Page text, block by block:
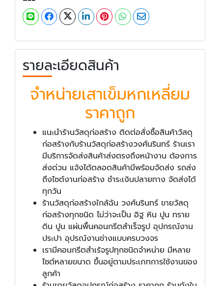
รายละเอียดสินค้า
จำหน่ายเสาเข็มหกเหลี่ยม
ราคาถูก
แนะนำร้านวัสดุก่อสร้าง ติดต่อสั่งซื้อสินค้าวัสดุ
ก่อสร้างกับร้านวัสดุก่อสร้างวงศ์นรินทร์ ร้านเรา
มีบริการจัดส่งสินค้าส่งตรงถึงหน้างาน ต้องการ
ส่งด่วน แจ้งได้ตลอดสินค้ามีพร้อมจัดส่ง รถส่ง
ถึงไซต์งานก่อสร้าง ชำระเงินปลายทาง จัดส่งได้
ทุกวัน
ร้านวัสดุก่อสร้างใกล้ฉัน วงศ์นรินทร์ ขายวัสดุ
ก่อสร้างทุกชนิด ไม่ว่าจะเป็น อิฐ หิน ปูน ทราย
ดิน ปูน แผ่นพื้นคอนกรีตสำเร็จรูป อุปกรณ์งาน
ประปา อุปรณ์งานช่างแบบครบวงจร
เรามีคอนกรีตสำเร้จรูปทุกชนิดจำหน่าย มีหลาย
ไซต์หลายขนาด ขึ้นอยู่ตามประเภทการใช้งานของ
ลูกค้า